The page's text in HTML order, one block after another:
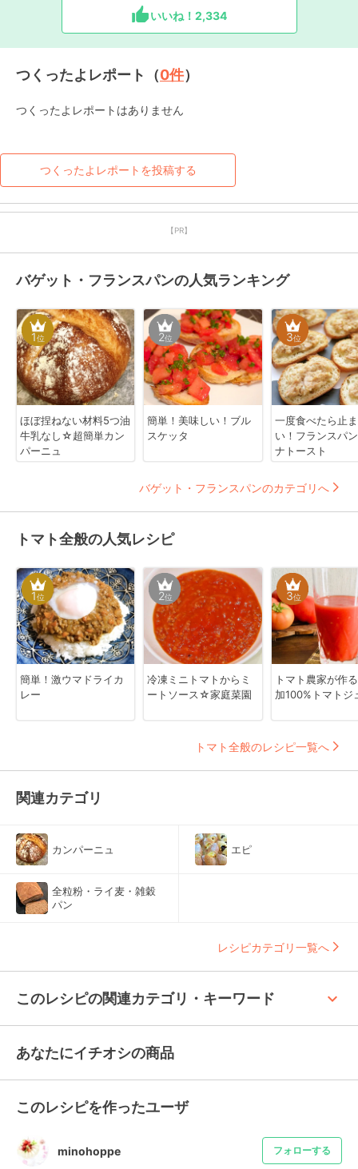
いいね！ 2,334
つくったよレポート（0件）
つくったよレポートはありません
つくったよレポートを投稿する
【PR】
バゲット・フランスパンの人気ランキング
1位
ほぼ捏ねない材料5つ油
牛乳なし☆超簡単カン
パーニュ
2位
簡単！美味しい！ブル
スケッタ
3位
一度食べたら止
い！フランスパ
ナトースト
バゲット・フランスパンのカテゴリへ
トマト全般の人気レシピ
1位
簡単！激ウマドライカ
レー
2位
冷凍ミニトマトからミ
ートソース☆家庭菜園
3位
トマト農家が作
加100%トマトジ
トマト全般のレシピ一覧へ
関連カテゴリ
カンパーニュ エピ
全粒粉・ライ麦・雑穀
パン
レシピカテゴリ一覧へ
このレシピの関連カテゴリ・キーワード keyboard_arrow_up
あなたにイチオシの商品
このレシピを作ったユーザ
minohoppe フォローする